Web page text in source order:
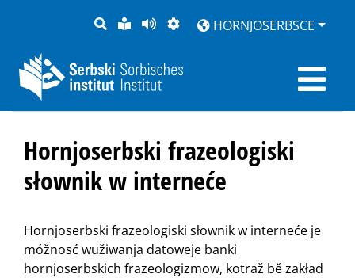
PYTANJE
LOCHKA
RĚČ
STRONU
PŘEDČITAĆ
ZWOBRAZNJENJE
HORNJOSERBSCE
Hornjoserbski frazeologiski
słownik w interneće
Hornjoserbski frazeologiski słownik w interneće je
móžnosć wužiwanja datoweje banki
hornjoserbskich frazeologizmow, kotraž bě zakład